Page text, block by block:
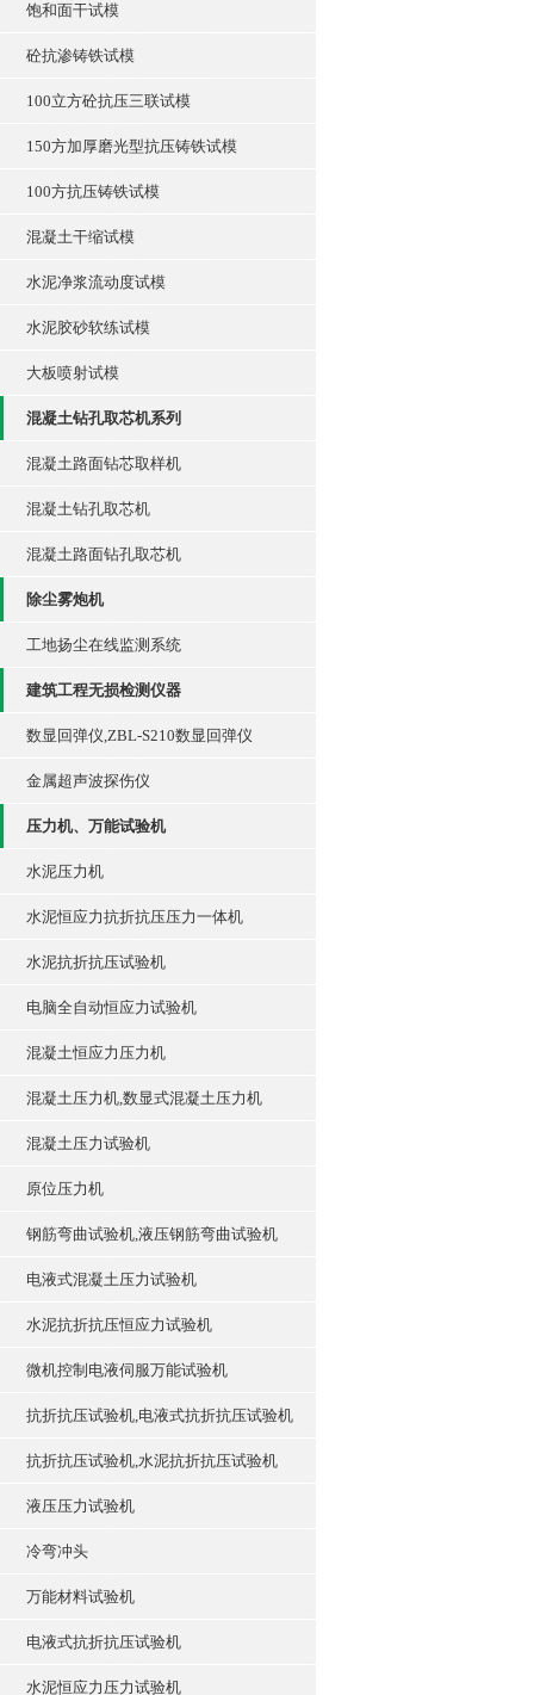
饱和面干试模
砼抗渗铸铁试模
100立方砼抗压三联试模
150方加厚磨光型抗压铸铁试模
100方抗压铸铁试模
混凝土干缩试模
水泥净浆流动度试模
水泥胶砂软练试模
大板喷射试模
混凝土钻孔取芯机系列
混凝土路面钻芯取样机
混凝土钻孔取芯机
混凝土路面钻孔取芯机
除尘雾炮机
工地扬尘在线监测系统
建筑工程无损检测仪器
数显回弹仪,ZBL-S210数显回弹仪
金属超声波探伤仪
压力机、万能试验机
水泥压力机
水泥恒应力抗折抗压压力一体机
水泥抗折抗压试验机
电脑全自动恒应力试验机
混凝土恒应力压力机
混凝土压力机,数显式混凝土压力机
混凝土压力试验机
原位压力机
钢筋弯曲试验机,液压钢筋弯曲试验机
电液式混凝土压力试验机
水泥抗折抗压恒应力试验机
微机控制电液伺服万能试验机
抗折抗压试验机,电液式抗折抗压试验机
抗折抗压试验机,水泥抗折抗压试验机
液压压力试验机
冷弯冲头
万能材料试验机
电液式抗折抗压试验机
水泥恒应力压力试验机